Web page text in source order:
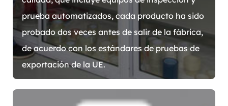
prueba automatizados, cada producto ha sido
probado dos veces antes de salir de la fábrica,
de acuerdo con los estándares de pruebas de
exportación de la UE.